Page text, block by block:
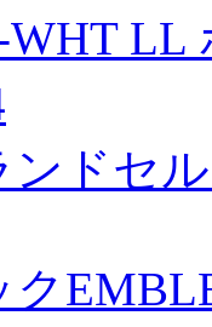
WHT LL
ンドセ
ク